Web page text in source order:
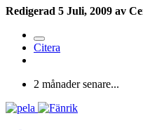
Redigerad 5 Juli, 2009 av
Citera
2 månader senare...